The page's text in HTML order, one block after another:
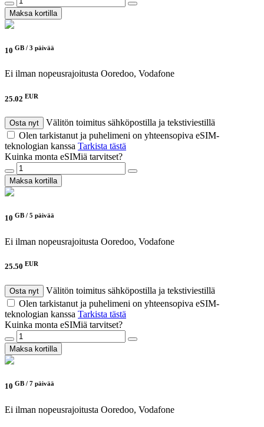
Maksa kortilla
10 GB / 3 päivää
Ei ilman nopeusrajoitusta Ooredoo, Vodafone
25.02 EUR
Osta nyt
Välitön toimitus sähköpostilla ja tekstiviestillä
Olen tarkistanut ja puhelimeni on yhteensopiva eSIM-
teknologian kanssa Tarkista tästä
Kuinka monta eSIMiä tarvitset?
Maksa kortilla
10 GB / 5 päivää
Ei ilman nopeusrajoitusta Ooredoo, Vodafone
25.50 EUR
Osta nyt
Välitön toimitus sähköpostilla ja tekstiviestillä
Olen tarkistanut ja puhelimeni on yhteensopiva eSIM-
teknologian kanssa Tarkista tästä
Kuinka monta eSIMiä tarvitset?
Maksa kortilla
10 GB / 7 päivää
Ei ilman nopeusrajoitusta Ooredoo, Vodafone